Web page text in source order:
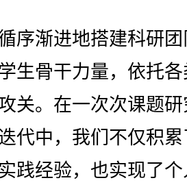
渐进地搭建科研团
生骨干力量，依托
关。在一次次课题
代中，我们不仅积
践经验，也实现了